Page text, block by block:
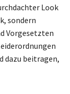
Look
sondern
Vorgesetzten
dazu beitragen,